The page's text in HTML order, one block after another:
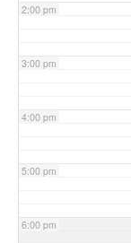
2:00 pm
3:00 pm
4:00 pm
5:00 pm
6:00 pm